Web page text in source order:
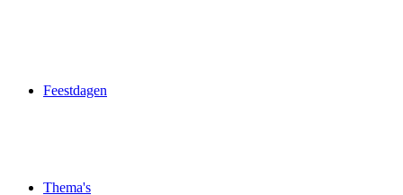
Feestdagen
Thema's